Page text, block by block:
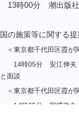
13時00分 潮出版
国の施策等に関する
＜東京都千代田区霞が
14時05分 安江伸夫
と面談
＜東京都千代田区霞が
14時35分 宮﨑政久